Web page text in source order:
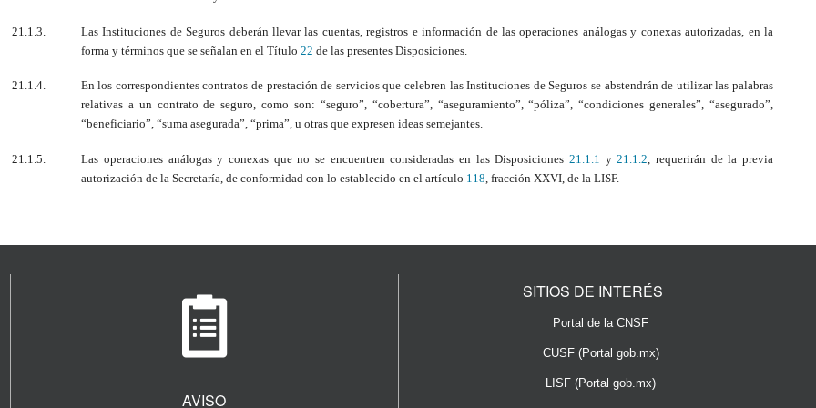
21.1.3. Las Instituciones de Seguros deberán llevar las cuentas, registros e información de las operaciones análogas y conexas autorizadas, en la
forma y términos que se señalan en el Título 22 de las presentes Disposiciones.
21.1.4.
En los correspondientes contratos de prestación de servicios que celebren las Instituciones de Seguros se abstendrán de utilizar las palabras
relativas a un contrato de seguro, como son: “seguro”, “cobertura”, “aseguramiento”, “póliza”, “condiciones generales”, “asegurado”,
“beneficiario”, “suma asegurada”, “prima”, u otras que expresen ideas semejantes.
21.1.5. Las operaciones análogas y conexas que no se encuentren consideradas en las Disposiciones 21.1.1 y21.1.2, requerirán de la previa
autorización de la Secretaría, de conformidad con lo establecido en el artículo 118, fracción XXVI, de la LISF.
AVISO
SITIOS DE INTERÉS
Portal de la CNSF
CUSF (Portal gob.mx)
LISF (Portal gob.mx)